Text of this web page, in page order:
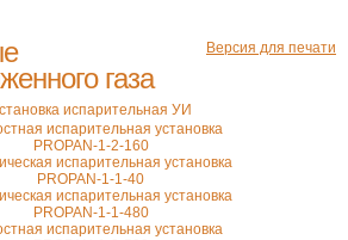
Версия для печати
газа